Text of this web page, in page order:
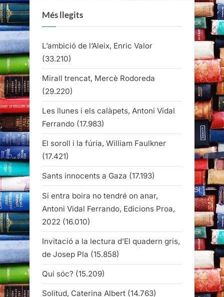
Més llegits
L’ambició de l’Aleix, Enric Valor
(33.210)
Mirall trencat, Mercè Rodoreda
(29.220)
Les llunes i els calàpets, Antoni Vidal
Ferrando (17.983)
El soroll i la fúria, William Faulkner
(17.421)
Sants innocents a Gaza (17.193)
Si entra boira no tendré on anar,
Antoni Vidal Ferrando, Edicions Proa,
2022 (16.010)
Invitació a la lectura d’El quadern gris,
de Josep Pla (15.858)
Qui sóc? (15.209)
Solitud, Caterina Albert (14.763)